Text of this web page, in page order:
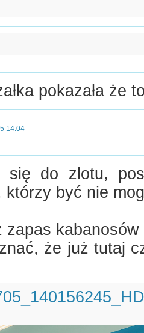
pokazała że
14:04
się do zlotu,
którzy być nie
zapas
że już tutaj